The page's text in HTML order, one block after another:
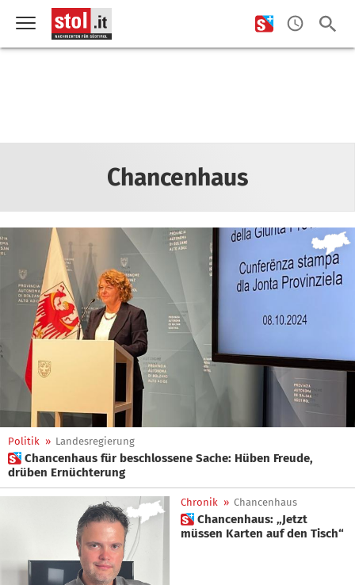
Chancenhaus
Politik » Landesregierung
 Chancenhaus für beschlossene Sache: Hüben Freude,
drüben Ernüchterung
Chronik » Chancenhaus
 Chancenhaus: „Jetzt
müssen Karten auf den Tisch“